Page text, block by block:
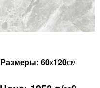
Размеры: 60x120см